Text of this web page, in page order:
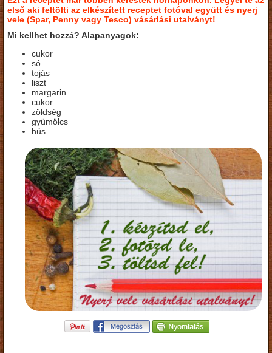
első aki feltölti az elkészített receptet fotóval együtt és nyerj
vele (Spar, Penny vagy Tesco) vásárlási utalványt!
Mi kellhet hozzá? Alapanyagok:
cukor
só
tojás
liszt
margarin
cukor
zöldség
gyümölcs
hús